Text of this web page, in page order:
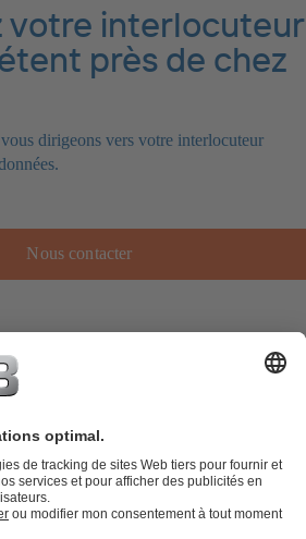
votre interlocuteur
près de chez
dirigeons vers votre interlocuteur
Nous contacter